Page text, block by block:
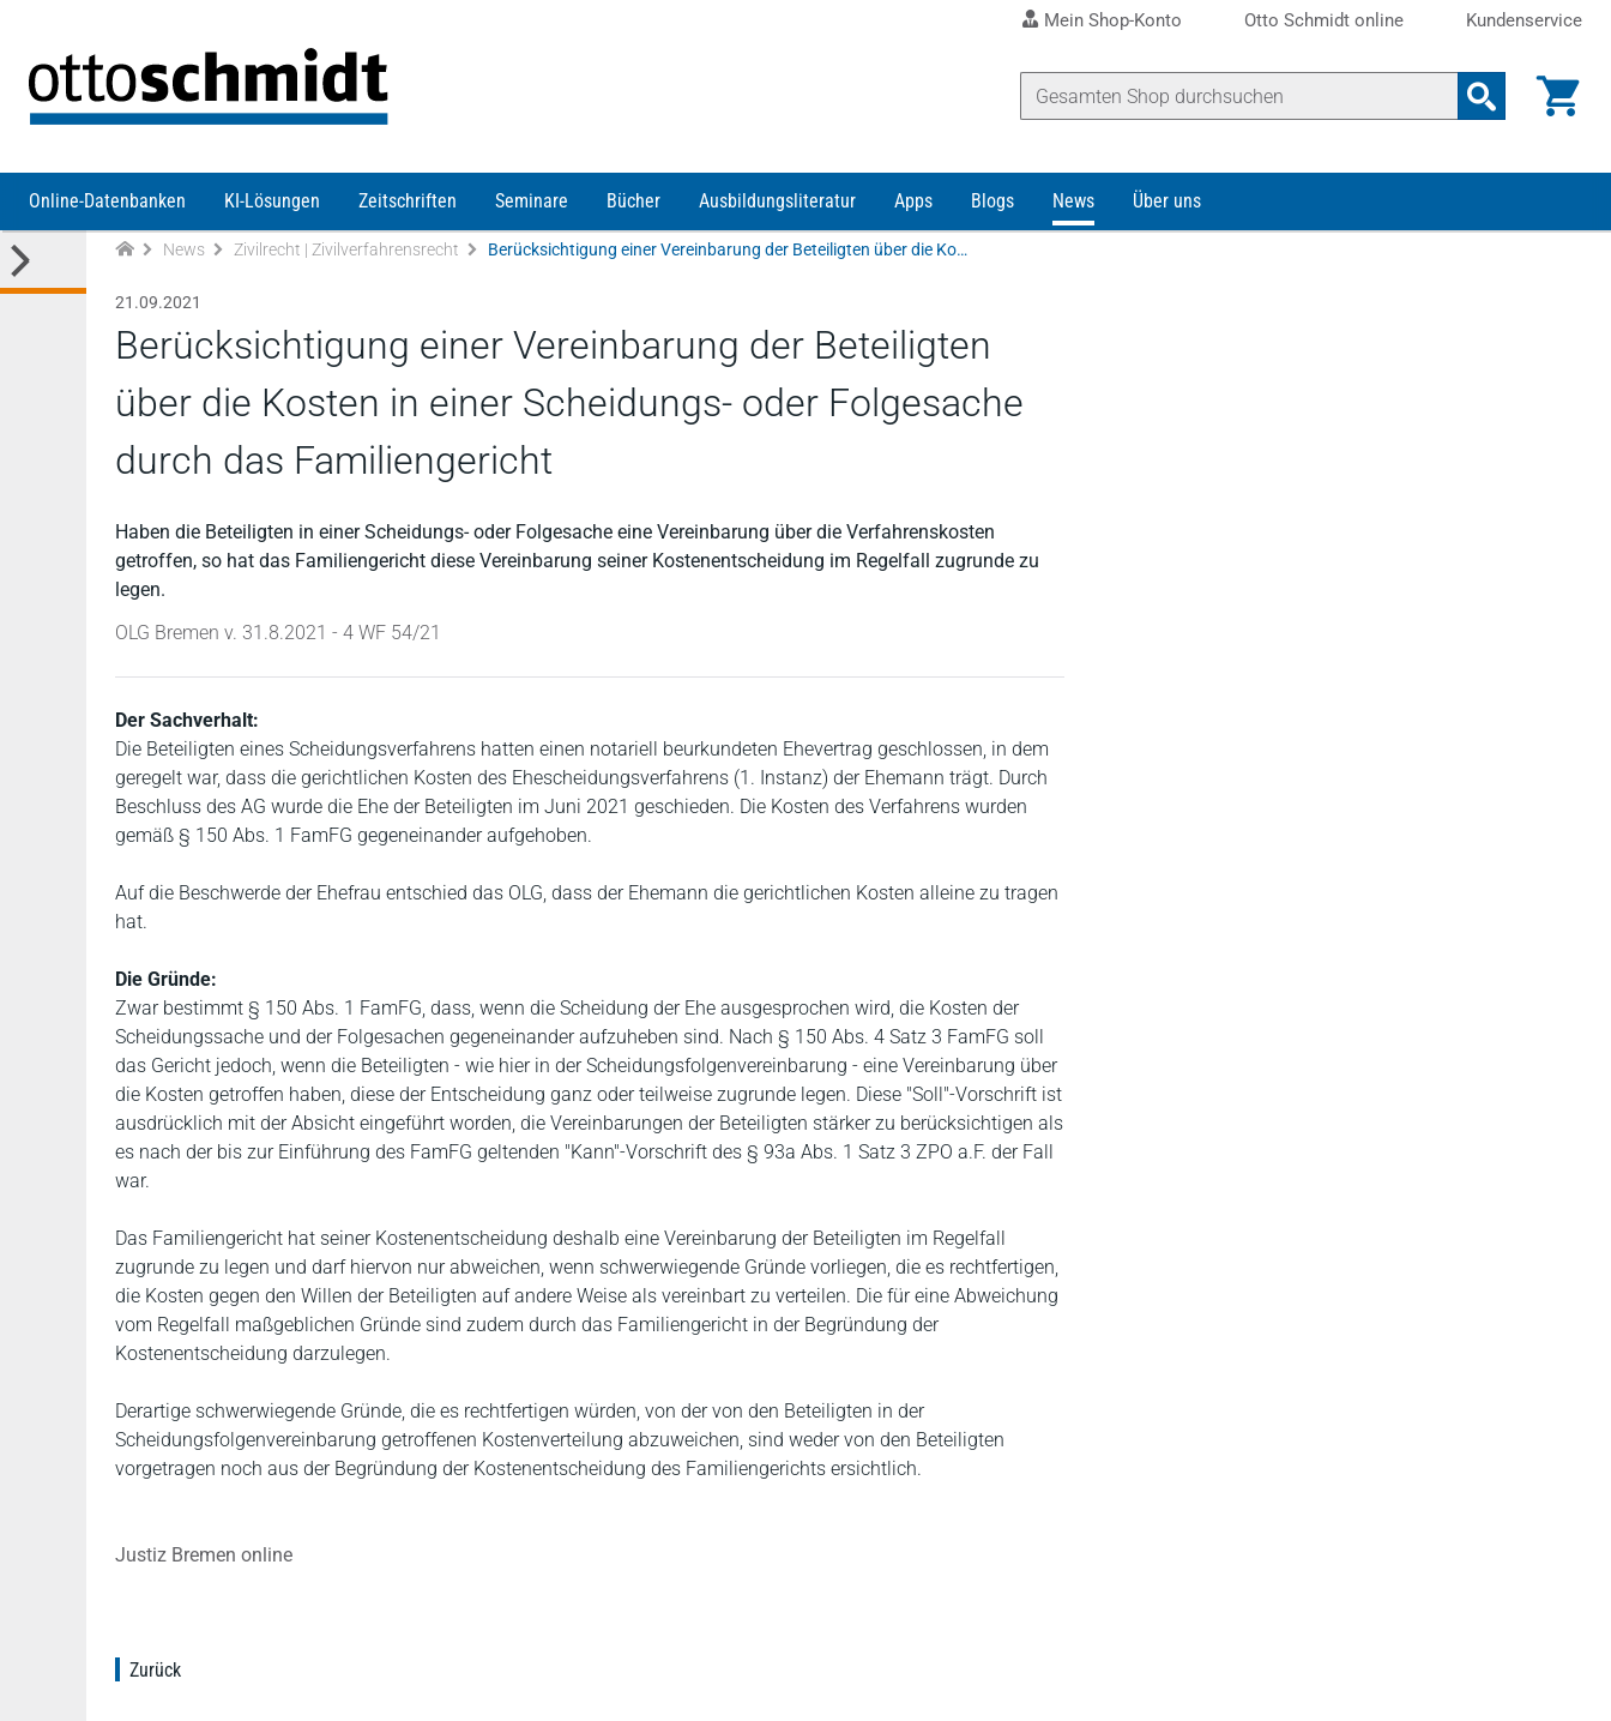
Mein Shop-Konto Otto Schmidt online Kundenservice
Online-Datenbanken KI-Lösungen Zeitschriften Seminare Bücher Ausbildungsliteratur Apps Blogs News Über uns
News Zivilrecht | Zivilverfahrensrecht Berücksichtigung einer Vereinbarung der Beteiligten über die Kosten in einer Scheidungs- oder Folgesache durch das Familiengericht
21.09.2021
Berücksichtigung einer Vereinbarung der Beteiligten
über die Kosten in einer Scheidungs- oder Folgesache
durch das Familiengericht
Haben die Beteiligten in einer Scheidungs- oder Folgesache eine Vereinbarung über die Verfahrenskosten
getroffen, so hat das Familiengericht diese Vereinbarung seiner Kostenentscheidung im Regelfall zugrunde zu
legen.
OLG Bremen v. 31.8.2021 - 4 WF 54/21
Der Sachverhalt:
Die Beteiligten eines Scheidungsverfahrens hatten einen notariell beurkundeten Ehevertrag geschlossen, in dem
geregelt war, dass die gerichtlichen Kosten des Ehescheidungsverfahrens (1. Instanz) der Ehemann trägt. Durch
Beschluss des AG wurde die Ehe der Beteiligten im Juni 2021 geschieden. Die Kosten des Verfahrens wurden
gemäß § 150 Abs. 1 FamFG gegeneinander aufgehoben.
Auf die Beschwerde der Ehefrau entschied das OLG, dass der Ehemann die gerichtlichen Kosten alleine zu tragen
hat.
Die Gründe:
Zwar bestimmt § 150 Abs. 1 FamFG, dass, wenn die Scheidung der Ehe ausgesprochen wird, die Kosten der
Scheidungssache und der Folgesachen gegeneinander aufzuheben sind. Nach § 150 Abs. 4 Satz 3 FamFG soll
das Gericht jedoch, wenn die Beteiligten - wie hier in der Scheidungsfolgenvereinbarung - eine Vereinbarung über
die Kosten getroffen haben, diese der Entscheidung ganz oder teilweise zugrunde legen. Diese "Soll"-Vorschrift ist
ausdrücklich mit der Absicht eingeführt worden, die Vereinbarungen der Beteiligten stärker zu berücksichtigen als
es nach der bis zur Einführung des FamFG geltenden "Kann"-Vorschrift des § 93a Abs. 1 Satz 3 ZPO a.F. der Fall
war.
Das Familiengericht hat seiner Kostenentscheidung deshalb eine Vereinbarung der Beteiligten im Regelfall
zugrunde zu legen und darf hiervon nur abweichen, wenn schwerwiegende Gründe vorliegen, die es rechtfertigen,
die Kosten gegen den Willen der Beteiligten auf andere Weise als vereinbart zu verteilen. Die für eine Abweichung
vom Regelfall maßgeblichen Gründe sind zudem durch das Familiengericht in der Begründung der
Kostenentscheidung darzulegen.
Derartige schwerwiegende Gründe, die es rechtfertigen würden, von der von den Beteiligten in der
Scheidungsfolgenvereinbarung getroffenen Kostenverteilung abzuweichen, sind weder von den Beteiligten
vorgetragen noch aus der Begründung der Kostenentscheidung des Familiengerichts ersichtlich.
Justiz Bremen online
Zurück